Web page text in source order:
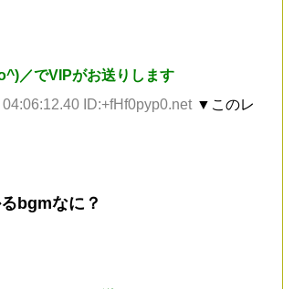
／でVIPがお送りします
ID:+fHf0pyp0.net ▼このレ
bgmなに？